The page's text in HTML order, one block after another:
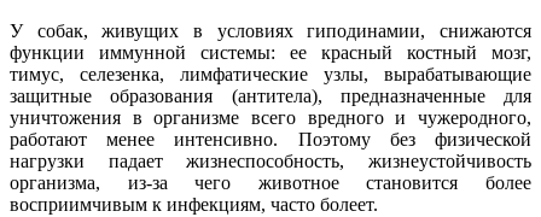
У собак, живущих в условиях гиподинамии, снижаются
функции иммунной системы: ее красный костный мозг,
тимус, селезенка, лимфатические узлы, вырабатывающие
защитные образования (антитела), предназначенные для
уничтожения в организме всего вредного и чужеродного,
работают менее интенсивно. Поэтому без физической
нагрузки падает жизнеспособность, жизнеустойчивость
организма, из-за чего животное становится более
восприимчивым к инфекциям, часто болеет.